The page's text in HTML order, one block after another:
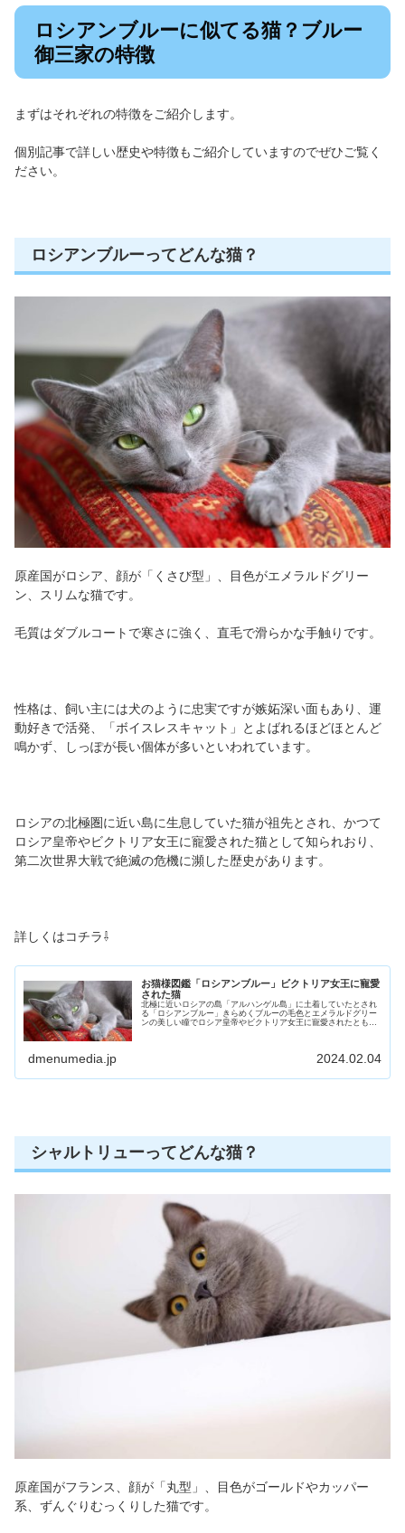
ロシアンブルーに似てる猫？ブルー
御三家の特徴
まずはそれぞれの特徴をご紹介します。
個別記事で詳しい歴史や特徴もご紹介していますのでぜひご覧く
ださい。
ロシアンブルーってどんな猫？
原産国がロシア、顔が「くさび型」、目色がエメラルドグリー
ン、スリムな猫です。
毛質はダブルコートで寒さに強く、直毛で滑らかな手触りです。
性格は、飼い主には犬のように忠実ですが嫉妬深い面もあり、運
動好きで活発、「ボイスレスキャット」とよばれるほどほとんど
鳴かず、しっぽが長い個体が多いといわれています。
ロシアの北極圏に近い島に生息していた猫が祖先とされ、かつて
ロシア皇帝やビクトリア女王に寵愛された猫として知られおり、
第二次世界大戦で絶滅の危機に瀕した歴史があります。
詳しくはコチラ⇩
お猫様図鑑「ロシアンブルー」ビクトリア女王に寵愛
された猫
北極に近いロシアの島「アルハンゲル島」に土着していたとされ
る「ロシアンブルー」きらめくブルーの毛色とエメラルドグリー
ンの美しい瞳でロシア皇帝やビクトリア女王に寵愛されたともい
dmenumedia.jp 2024.02.04
シャルトリューってどんな猫？
原産国がフランス、顔が「丸型」、目色がゴールドやカッパー
系、ずんぐりむっくりした猫です。